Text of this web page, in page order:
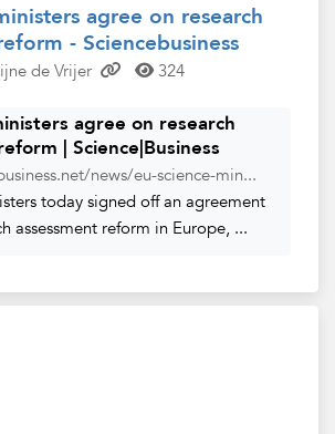
agree on research
- Sciencebusiness
de Vrijer 324
agree on research
| Science|Business
news/eu-science-min...
today signed off an agreement
assessment reform in Europe, ...